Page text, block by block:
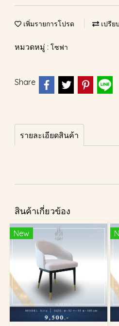
เพิ่มรายการโปรด เปรีย
หมวดหมู่ : โซฟา
Share
รายละเอียดสินค้า
สินค้าเกี่ยวข้อง
New